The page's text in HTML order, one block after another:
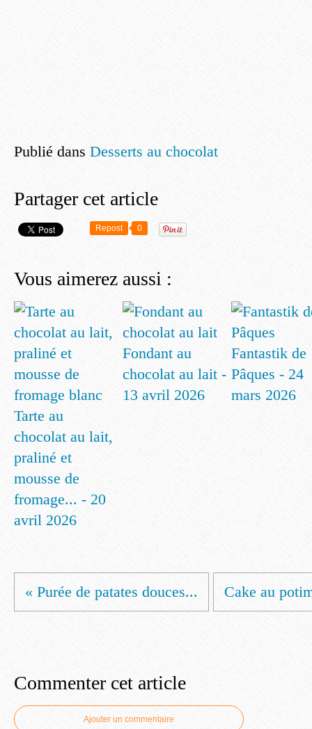
Publié dans Desserts au chocolat
Partager cet article
Repost 0
Vous aimerez aussi :
Tarte au
chocolat au lait,
praliné et
mousse de
fromage... - 20
avril 2026
Fondant au
chocolat au lait -
13 avril 2026
Fantastik de
Pâques - 24
mars 2026
« Purée de patates douces... Cake au
Commenter cet article
Ajouter un commentaire